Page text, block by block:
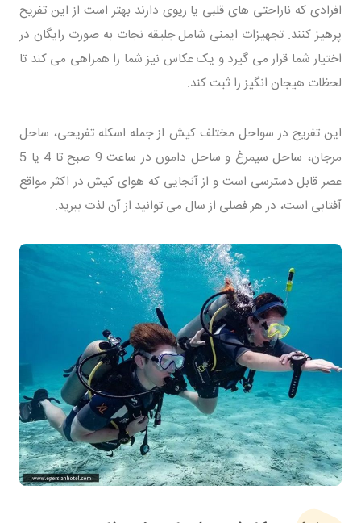
افرادی که ناراحتی های قلبی یا ریوی دارند بهتر است از این تفریح
پرهیز کنند. تجهیزات ایمنی شامل جلیقه نجات به صورت رایگان در
اختیار شما قرار می گیرد و یک عکاس نیز شما را همراهی می کند تا
لحظات هیجان انگیز را ثبت کند.
این تفریح در سواحل مختلف کیش از جمله اسکله تفریحی، ساحل
مرجان، ساحل سیمرغ و ساحل دامون در ساعت 9 صبح تا 4 یا 5
عصر قابل دسترسی است و از آنجایی که هوای کیش در اکثر مواقع
آفتابی است، در هر فصلی از سال می توانید از آن لذت ببرید.